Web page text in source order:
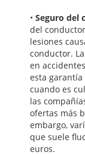
• Seguro del
del
lesiones
conductor.
en
esta
cuando es
las
ofertas más
embargo,
que suele
euros.